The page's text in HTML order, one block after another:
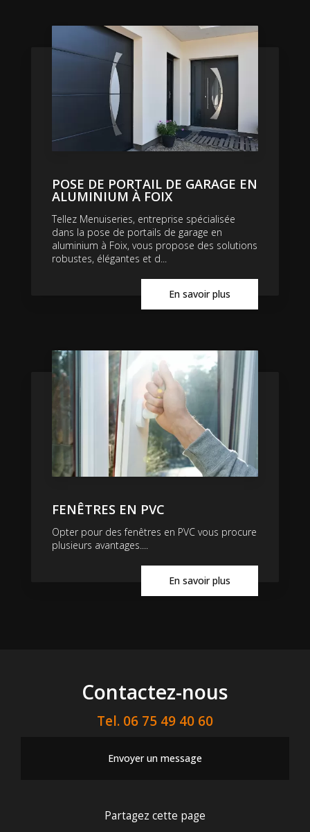
POSE DE PORTAIL DE GARAGE EN
ALUMINIUM À FOIX
Tellez Menuiseries, entreprise spécialisée
dans la pose de portails de garage en
aluminium à Foix, vous propose des solutions
robustes, élégantes et d...
En savoir plus
FENÊTRES EN PVC
Opter pour des fenêtres en PVC vous procure
plusieurs avantages....
En savoir plus
Contactez-nous
Tel. 06 75 49 40 60
Envoyer un message
Partagez cette page